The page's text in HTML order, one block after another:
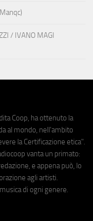
/ IVANO MAGI
Coop, ha ottenuto la
al mondo, nell'ambito
la Certificazione etica".
vanta un primato:
e appena può, lo
agli artisti.
di ogni genere.